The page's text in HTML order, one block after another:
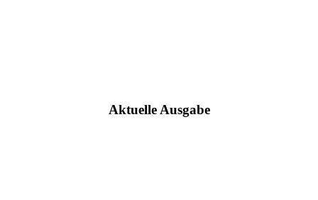
Aktuelle Ausgabe